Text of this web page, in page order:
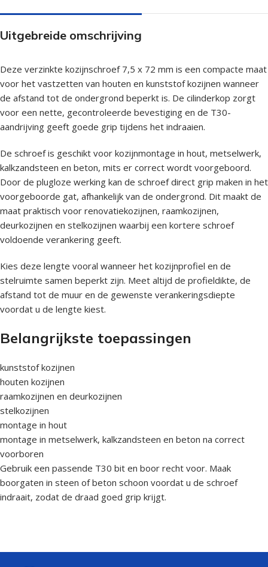
Uitgebreide omschrijving
Deze verzinkte kozijnschroef 7,5 x 72 mm is een compacte maat
voor het vastzetten van houten en kunststof kozijnen wanneer
de afstand tot de ondergrond beperkt is. De cilinderkop zorgt
voor een nette, gecontroleerde bevestiging en de T30-
aandrijving geeft goede grip tijdens het indraaien.
De schroef is geschikt voor kozijnmontage in hout, metselwerk,
kalkzandsteen en beton, mits er correct wordt voorgeboord.
Door de plugloze werking kan de schroef direct grip maken in het
voorgeboorde gat, afhankelijk van de ondergrond. Dit maakt de
maat praktisch voor renovatiekozijnen, raamkozijnen,
deurkozijnen en stelkozijnen waarbij een kortere schroef
voldoende verankering geeft.
Kies deze lengte vooral wanneer het kozijnprofiel en de
stelruimte samen beperkt zijn. Meet altijd de profieldikte, de
afstand tot de muur en de gewenste verankeringsdiepte
voordat u de lengte kiest.
Belangrijkste toepassingen
kunststof kozijnen
houten kozijnen
raamkozijnen en deurkozijnen
stelkozijnen
montage in hout
montage in metselwerk, kalkzandsteen en beton na correct
voorboren
Gebruik een passende T30 bit en boor recht voor. Maak
boorgaten in steen of beton schoon voordat u de schroef
indraait, zodat de draad goed grip krijgt.